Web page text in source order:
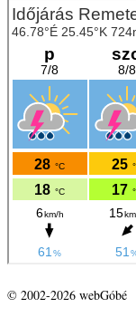
© 2002-2026 webGóbé